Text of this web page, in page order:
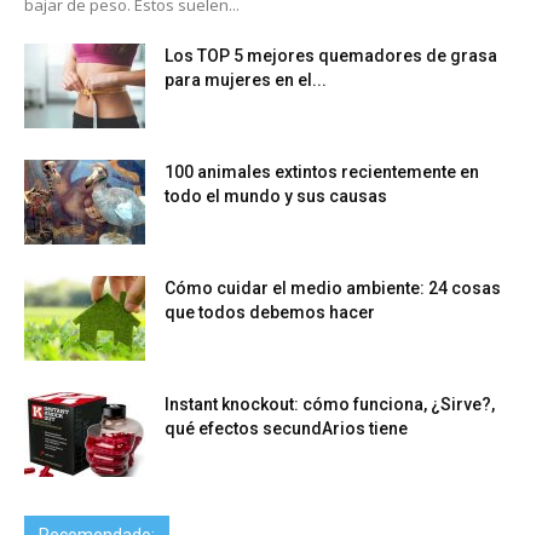
bajar de peso. Estos suelen...
Los TOP 5 mejores quemadores de grasa
para mujeres en el...
100 animales extintos recientemente en
todo el mundo y sus causas
Cómo cuidar el medio ambiente: 24 cosas
que todos debemos hacer
Instant knockout: cómo funciona, ¿Sirve?,
qué efectos secundArios tiene